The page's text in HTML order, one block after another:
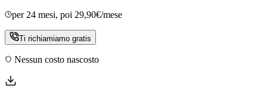
per 24 mesi, poi 29,90€/mese
Ti richiamiamo gratis
Nessun costo nascosto